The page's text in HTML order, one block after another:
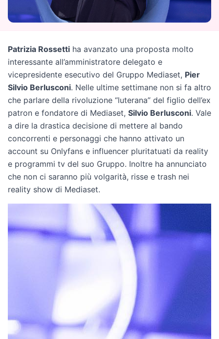
Patrizia Rossetti ha avanzato una proposta molto
interessante all’amministratore delegato e
vicepresidente esecutivo del Gruppo Mediaset, Pier
Silvio Berlusconi. Nelle ultime settimane non si fa altro
che parlare della rivoluzione “luterana” del figlio dell’ex
patron e fondatore di Mediaset, Silvio Berlusconi. Vale
a dire la drastica decisione di mettere al bando
concorrenti e personaggi che hanno attivato un
account su Onlyfans e influencer pluritatuati da reality
e programmi tv del suo Gruppo. Inoltre ha annunciato
che non ci saranno più volgarità, risse e trash nei
reality show di Mediaset.